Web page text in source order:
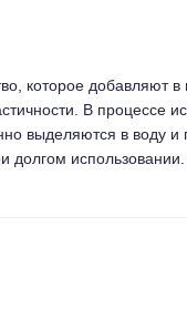
которое добавляют в
В процессе
выделяются в воду
долгом